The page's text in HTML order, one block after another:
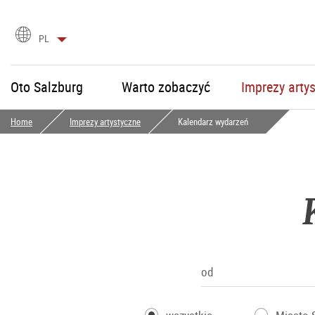
Wybór
języka
PL
Oto Salzburg Warto zobaczyć Imprezy
Home Imprezy artystyczne Kalendarz wydarzeń
od